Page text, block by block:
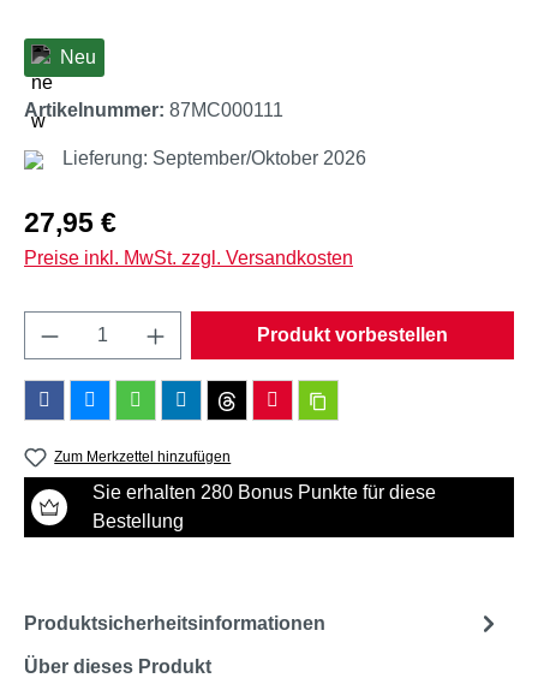
Neu
Artikelnummer: 87MC000111
Lieferung: September/Oktober 2026
Regulärer Preis:
27,95 €
Preise inkl. MwSt. zzgl. Versandkosten
Produkt Anzahl: Gib den gewünschten
Produkt vorbestellen
Zum Merkzettel hinzufügen
Sie erhalten 280 Bonus Punkte für diese
Bestellung
Über dieses Produkt
Produktsicherheitsinformationen